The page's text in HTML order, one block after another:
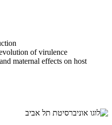
of virulence
maternal effects on host